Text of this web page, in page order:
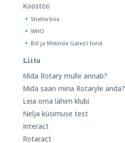
Koostöö
Shelterbox
WHO
Bill ja Melinda Gates’i fond
Liitu
Mida Rotary mulle annab?
Mida saan mina Rotaryle anda?
Leia oma lähim klubi
Nelja küsimuse test
Interact
Rotaract